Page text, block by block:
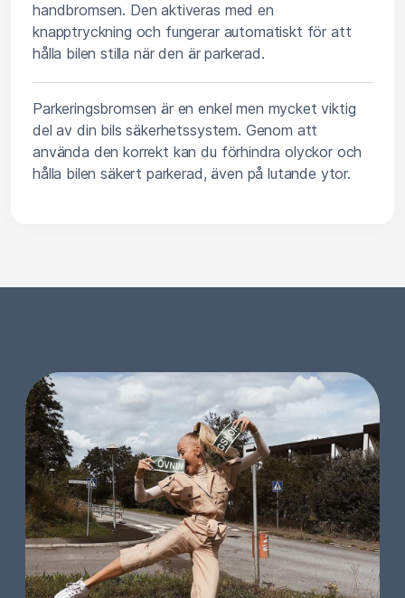
handbromsen. Den aktiveras med en
knapptryckning och fungerar automatiskt för att
hålla bilen stilla när den är parkerad.
Parkeringsbromsen är en enkel men mycket viktig
del av din bils säkerhetssystem. Genom att
använda den korrekt kan du förhindra olyckor och
hålla bilen säkert parkerad, även på lutande ytor.